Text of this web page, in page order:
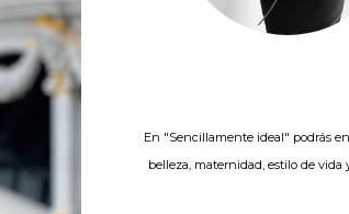
En "Sencillamente ideal" podrás
belleza, maternidad, estilo de vida